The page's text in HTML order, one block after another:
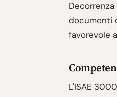
documenti
favorevole
L'ISAE